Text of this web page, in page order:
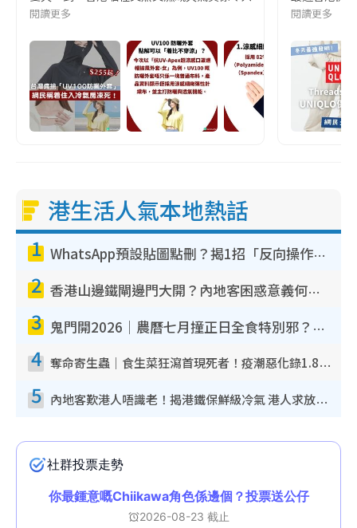
閱讀更多 閱讀更多
港生活人氣本地熱話
1 WhatsApp預設貼圖點刪？揭1招「反向操作」還原簡潔介面 附3步實測教學
2 香港山邊鐵閘邊門大開？內地客困惑意義何在！網民神回覆：呢種叫法理性防禦
3 鬼門開2026｜農曆七月撞正日全食特別邪？專家警告切忌做一事！揭4大禁忌+2招保平安
4 奪命寄生蟲｜食生菜狂瀉首現死者！疫潮惡化錄1.8萬宗病例 揭洗菜3大謬誤
5 內地客歎港人唔識老！揭港鐵保鮮級冷氣 港人求放過：咪投訴